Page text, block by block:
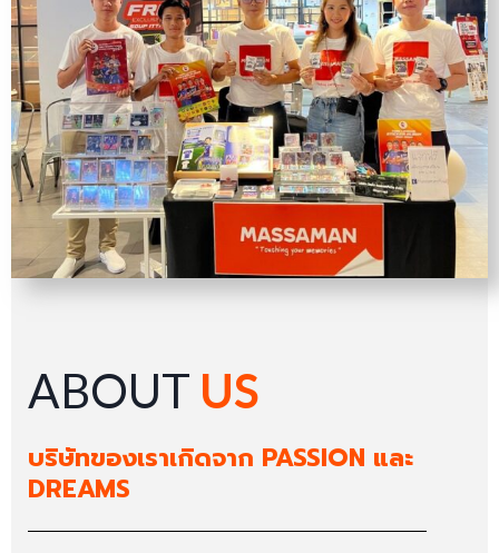
ABOUT US
บริษัทของเราเกิดจาก PASSION และ
DREAMS